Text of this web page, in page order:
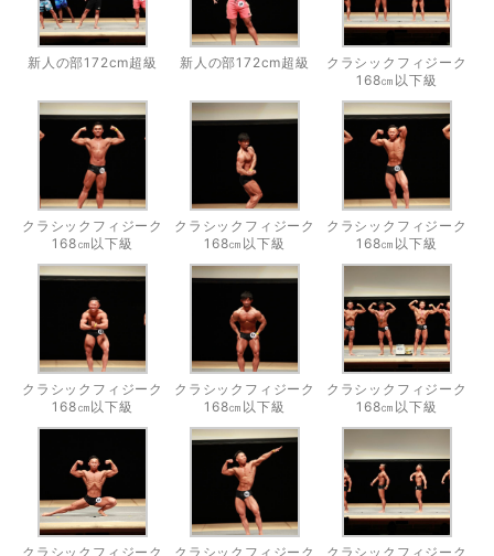
新人の部172cm超級 新人の部172cm超級
クラシックフィジーク
168㎝以下級
クラシックフィジーク
168㎝以下級
クラシックフィジーク
168㎝以下級
クラシックフィジーク
168㎝以下級
クラシックフィジーク
168㎝以下級
クラシックフィジーク
168㎝以下級
クラシックフィジーク
168㎝以下級
クラシックフィジーク クラシックフィジーク クラシックフィジーク